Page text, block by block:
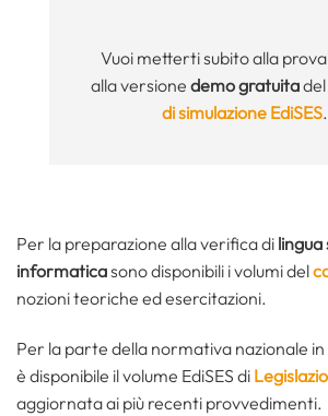
Vuoi metterti subito alla
alla versione demo gratuitadel
di simulazione EdiSES.
Per la preparazione alla verifica di
informaticasono disponibili i volumi del
nozioni teoriche ed esercitazioni.
Per la parte della normativa nazionale
è disponibile il volume EdiSES di
aggiornata ai più recenti provvedimenti.